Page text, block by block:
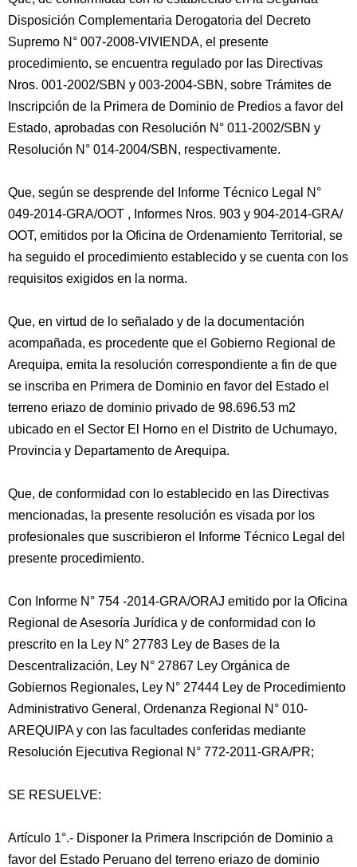
Disposición Complementaria Derogatoria del Decreto
Supremo N° 007-2008-VIVIENDA, el presente
procedimiento, se encuentra regulado por las Directivas
Nros. 001-2002/SBN y 003-2004-SBN, sobre Trámites de
Inscripción de la Primera de Dominio de Predios a favor del
Estado, aprobadas con Resolución N° 011-2002/SBN y
Resolución N° 014-2004/SBN, respectivamente.
Que, según se desprende del Informe Técnico Legal N°
049-2014-GRA/OOT , Informes Nros. 903 y 904-2014-GRA/
OOT, emitidos por la Oficina de Ordenamiento Territorial, se
ha seguido el procedimiento establecido y se cuenta con los
requisitos exigidos en la norma.
Que, en virtud de lo señalado y de la documentación
acompañada, es procedente que el Gobierno Regional de
Arequipa, emita la resolución correspondiente a fin de que
se inscriba en Primera de Dominio en favor del Estado el
terreno eriazo de dominio privado de 98.696.53 m2
ubicado en el Sector El Horno en el Distrito de Uchumayo,
Provincia y Departamento de Arequipa.
Que, de conformidad con lo establecido en las Directivas
mencionadas, la presente resolución es visada por los
profesionales que suscribieron el Informe Técnico Legal del
presente procedimiento.
Con Informe N° 754 -2014-GRA/ORAJ emitido por la Oficina
Regional de Asesoría Jurídica y de conformidad con lo
prescrito en la Ley N° 27783 Ley de Bases de la
Descentralización, Ley N° 27867 Ley Orgánica de
Gobiernos Regionales, Ley N° 27444 Ley de Procedimiento
Administrativo General, Ordenanza Regional N° 010-
AREQUIPA y con las facultades conferidas mediante
Resolución Ejecutiva Regional N° 772-2011-GRA/PR;
SE RESUELVE:
Artículo 1°.- Disponer la Primera Inscripción de Dominio a
favor del Estado Peruano del terreno eriazo de dominio